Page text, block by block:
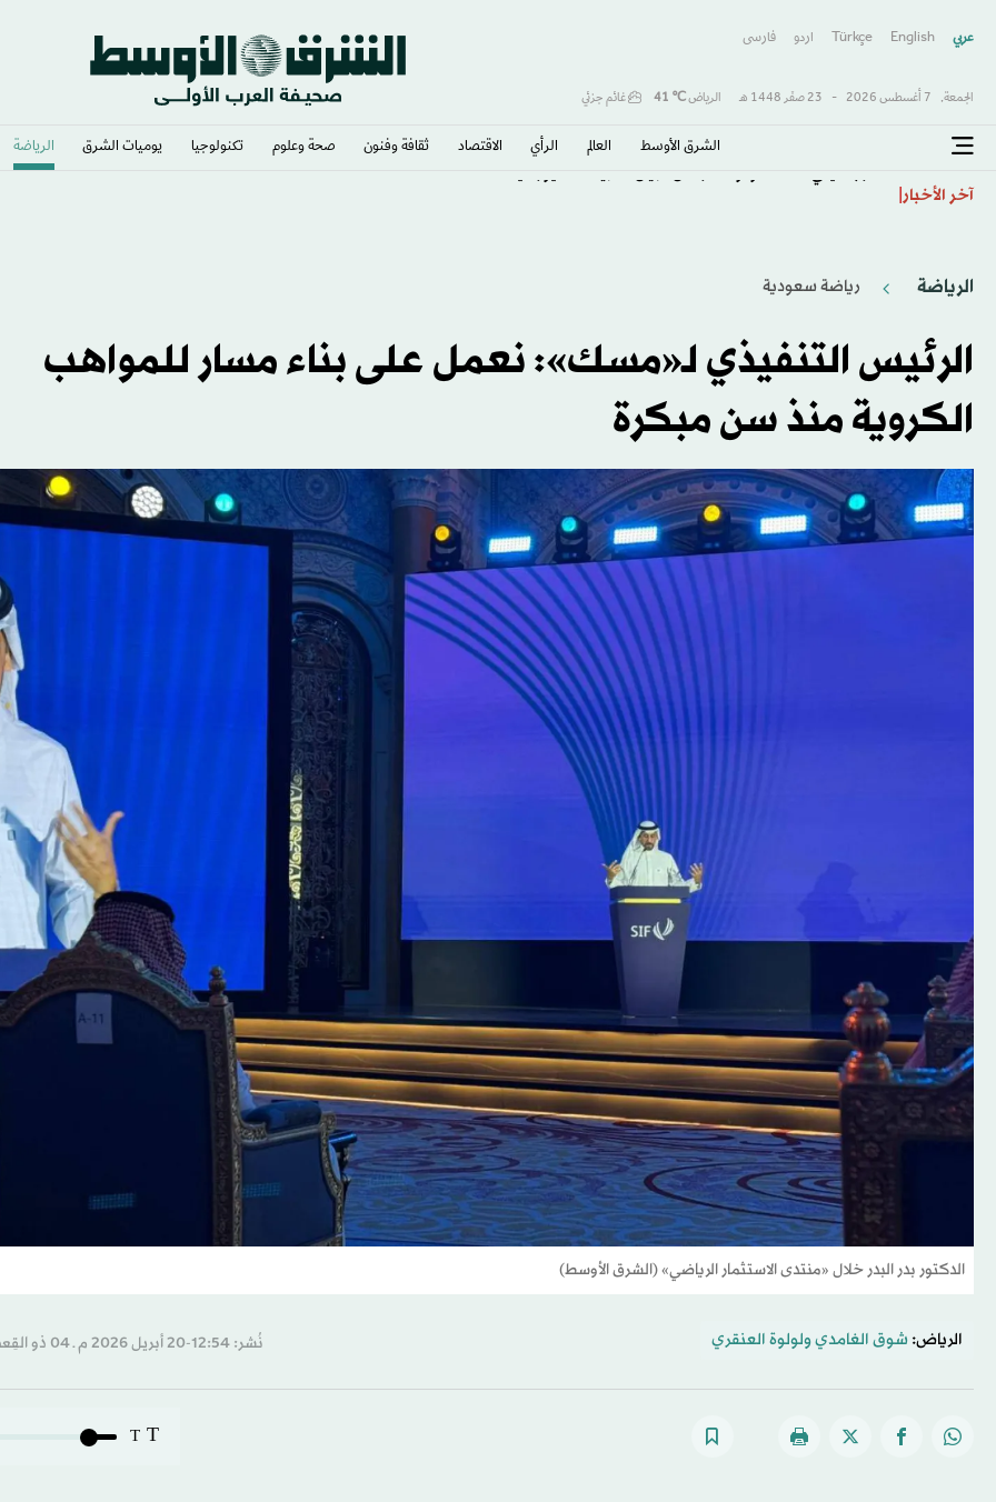
عربي English
Türkçe اردو فارسى
الجمعة, 7 أغسطس 2026 - 23 صفَر 1448 هـ الرياض℃
41 غائم جزئي
الشرق الأوسط​ العالم الرأي الاقتصاد ثقافة وفنون صحة وعلوم تكنولوجيا يوميات الشرق​ الرياضة
آخر الأخبار
الرياضة رياضة سعودية
الرئيس التنفيذي لـ«مسك»: نعمل على بناء مسار للمواهب
الكروية منذ سن مبكرة
الدكتور بدر البدر خلال «منتدى الاستثمار الرياضي» (الشرق الأوسط)
الرياض: شوق الغامديولولوة العنقري نُشر: 12:54-20 أبريل 2026 م ـ 04 ذو القِعدة 1447 هـ
T
T